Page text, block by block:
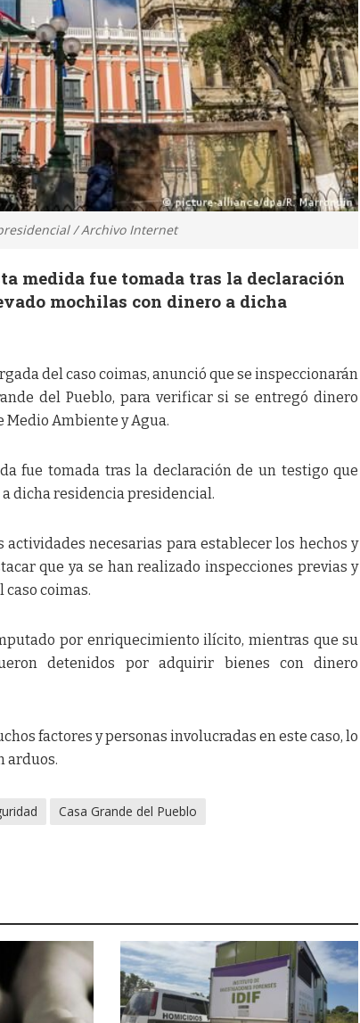
/ Archivo Internet
medida fue tomada tras la declaración
mochilas con dinero a dicha
del caso coimas, anunció que se inspeccionarán
del Pueblo, para verificar si se entregó dinero
Ambiente y Agua.
fue tomada tras la declaración de un testigo que
dicha residencia presidencial.
necesarias para establecer los hechos y
que ya se han realizado inspecciones previas y
coimas.
por enriquecimiento ilícito, mientras que su
detenidos por adquirir bienes con dinero
factores y personas involucradas en este caso, lo
arduos.
Casa Grande del Pueblo